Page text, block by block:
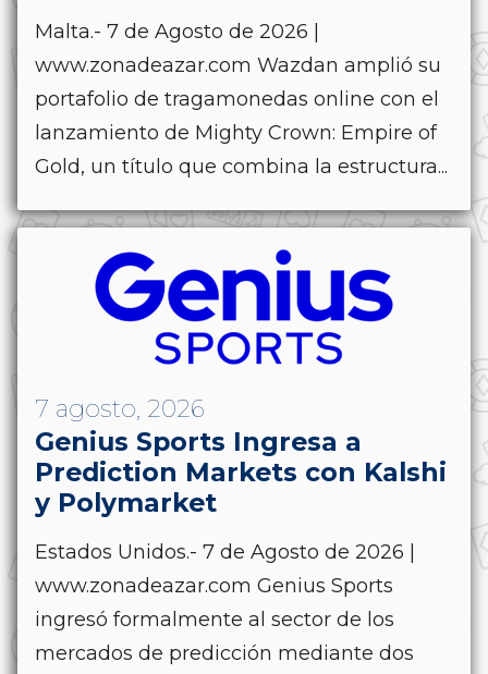
Malta.- 7 de Agosto de 2026 |
www.zonadeazar.com Wazdan amplió su
portafolio de tragamonedas online con el
lanzamiento de Mighty Crown: Empire of
Gold, un título que combina la estructura...
7 agosto, 2026
Genius Sports Ingresa a
Prediction Markets con Kalshi
y Polymarket
Estados Unidos.- 7 de Agosto de 2026 |
www.zonadeazar.com Genius Sports
ingresó formalmente al sector de los
mercados de predicción mediante dos